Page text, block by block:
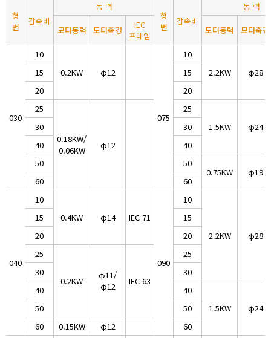
형
번
감속비
동 력
형
번
감속비
동 력
모터동력 모터축경
IEC
프레임
모터동력 모터축경
030
10
0.2KW
φ12
075
10
2.2KW
φ28
15
15
20
20
25
0.18KW/
0.06KW
φ12
25
1.5KW
φ24
30
30
40
40
50
50
0.75KW φ19
60 60
040
10
0.4KW
φ14 IEC 71
090
10
2.2KW φ28
15
15
20
20
25
0.2KW
φ11/
φ12
IEC 63
25
30
30
40
40
1.5KW
φ24
50
50
60
0.15KW φ12 60